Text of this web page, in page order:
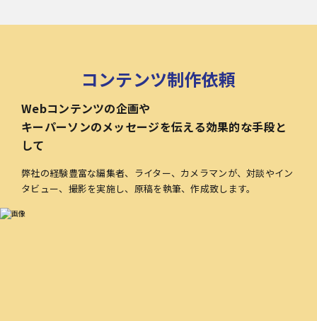
コンテンツ制作依頼
Webコンテンツの企画や
キーパーソンのメッセージを伝える効果的な手段と
して
弊社の経験豊富な編集者、ライター、カメラマンが、対談やイン
タビュー、撮影を実施し、原稿を執筆、作成致します。